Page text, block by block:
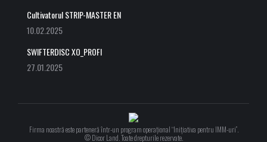
Cultivatorul STRIP-MASTER EN
10.02.2025
SWIFTERDISC XO_PROFI
27.01.2025
Firma noastră este parteneră într-un program operațional “Inițiativa pentru IMM-uri”.
© Dicor Land. Toate drepturile rezervate.